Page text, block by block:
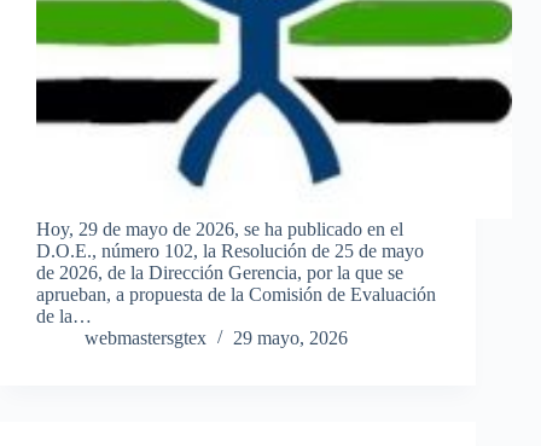
Hoy, 29 de mayo de 2026, se ha publicado en el
D.O.E., número 102, la Resolución de 25 de mayo
de 2026, de la Dirección Gerencia, por la que se
aprueban, a propuesta de la Comisión de Evaluación
de la…
webmastersgtex
29 mayo, 2026